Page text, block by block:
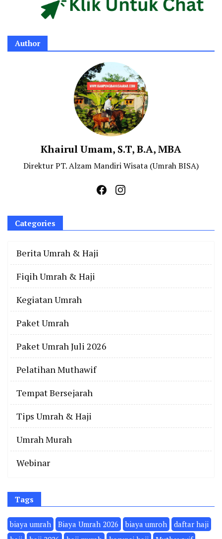
Author
Khairul Umam, S.T, B.A, MBA
Direktur PT. Alzam Mandiri Wisata (Umrah BISA)
Categories
Berita Umrah & Haji
Fiqih Umrah & Haji
Kegiatan Umrah
Paket Umrah
Paket Umrah Juli 2026
Pelatihan Muthawif
Tempat Bersejarah
Tips Umrah & Haji
Umrah Murah
Webinar
Tags
biaya umrah Biaya Umrah 2026 biaya umroh
daftar haji